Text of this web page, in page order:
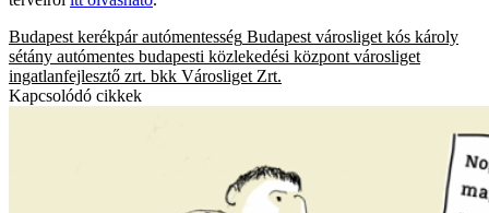
Budapest kerékpár autómentesség Budapest városliget kós károly
sétány autómentes budapesti közlekedési központ városliget
ingatlanfejlesztő zrt. bkk Városliget Zrt.
Kapcsolódó cikkek